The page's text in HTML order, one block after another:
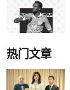
热门文章